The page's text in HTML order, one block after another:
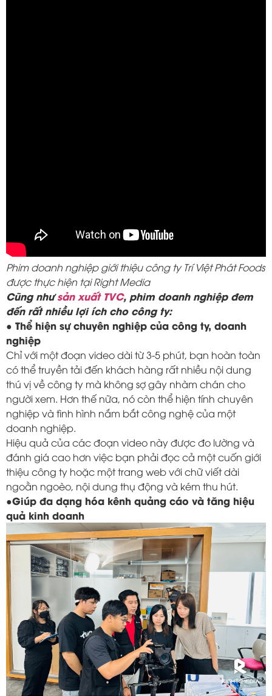
Phim doanh nghiệp giới thiệu công ty Trí Việt Phát Foods
được thực hiện tại Right Media
Cũng nhưsản xuất TVC, phim doanh nghiệp đem
đến rất nhiều lợi ích cho công ty:
● Thể hiện sự chuyên nghiệp của công ty, doanh
nghiệp
Chỉ với một đoạn video dài từ 3-5 phút, bạn hoàn toàn
có thể truyền tải đến khách hàng rất nhiều nội dung
thú vị về công ty mà không sợ gây nhàm chán cho
người xem. Hơn thế nữa, nó còn thể hiện tính chuyên
nghiệp và tình hình nắm bắt công nghệ của một
doanh nghiệp.
Hiệu quả của các đoạn video này được đo lường và
đánh giá cao hơn việc bạn phải đọc cả một cuốn giới
thiệu công ty hoặc một trang web với chữ viết dài
ngoằn ngoèo, nội dung thụ động và kém thu hút.
●Giúp đa dạng hóa kênh quảng cáo và tăng hiệu
quả kinh doanh